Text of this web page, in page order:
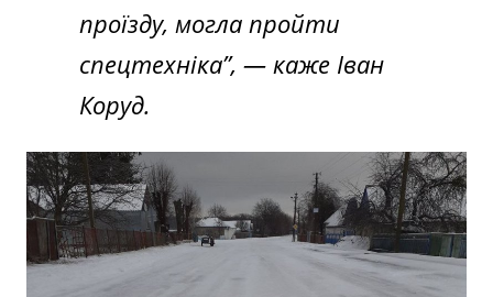
проїзду, могла пройти
спецтехніка”, — каже Іван
Коруд.